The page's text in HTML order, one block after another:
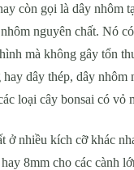
còn gọi là dây nhôm
nguyên chất. Nó
mà không gây tổn
dây thép, dây nhôm
loại cây bonsai có vỏ
ở nhiều kích cỡ khác
8mm cho các cành